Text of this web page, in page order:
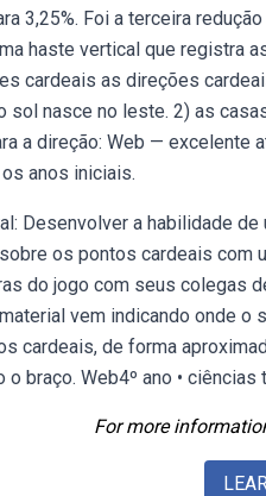
3,25%. Foi a terceira
haste vertical que registra
cardeais as direções
sol nasce no leste. 2) as
a direção: Web —
anos iniciais.
Desenvolver a habilidade
os pontos cardeais com
do jogo com seus colegas
vem indicando onde
cardeais, de forma
braço. Web4º ano •
For more